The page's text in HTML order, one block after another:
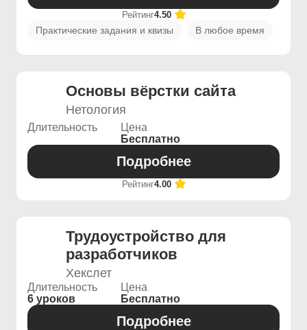
Рейтинг4.50
Практические задания и квизы В любое время
Основы вёрстки сайта
Нетология
Длительность
Цена
Бесплатно
Подробнее
Рейтинг4.00
Трудоустройство для
разработчиков
Хекслет
Длительность
6 уроков
Цена
Бесплатно
Подробнее